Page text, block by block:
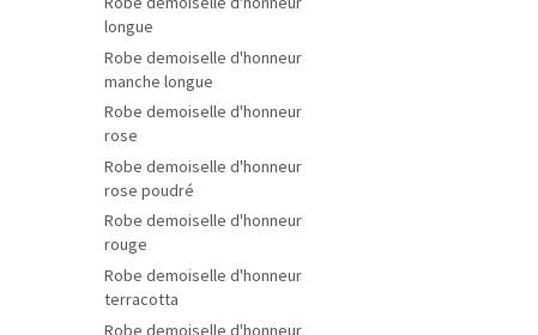
longue
Robe demoiselle d'honneur
manche longue
Robe demoiselle d'honneur
rose
Robe demoiselle d'honneur
rose poudré
Robe demoiselle d'honneur
rouge
Robe demoiselle d'honneur
terracotta
Robe demoiselle d'honneur